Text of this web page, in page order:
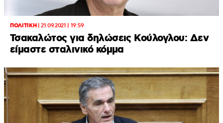
ΠΟΛΙΤΙΚΗ|21.09.2021 | 19:59
Τσακαλώτος για δηλώσεις Κούλογλου: Δεν
είμαστε σταλινικό κόμμα